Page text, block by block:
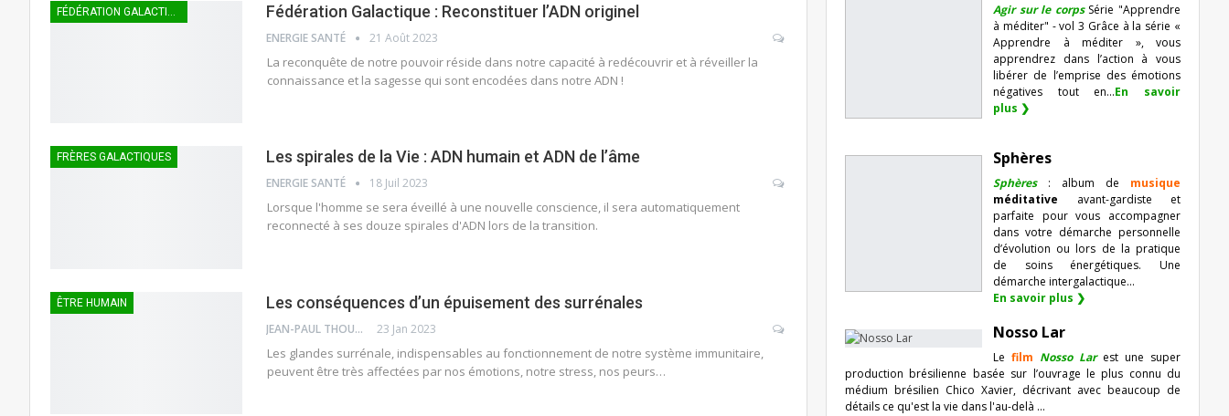
FÉDÉRATION GALACTIQUE Fédération Galactique : Reconstituer l’ADN originel
ENERGIE SANTÉ 21 Août 2023
La reconquête de notre pouvoir réside dans notre capacité à redécouvrir et à réveiller la
connaissance et la sagesse qui sont encodées dans notre ADN !
FRÈRES GALACTIQUES Les spirales de la Vie : ADN humain et ADN de l’âme
ENERGIE SANTÉ 18 Juil 2023
Lorsque l'homme se sera éveillé à une nouvelle conscience, il sera automatiquement
reconnecté à ses douze spirales d'ADN lors de la transition.
ÊTRE HUMAIN Les conséquences d’un épuisement des surrénales
JEAN-PAUL THOUNY 23 Jan 2023
Les glandes surrénale, indispensables au fonctionnement de notre système immunitaire,
peuvent être très affectées par nos émotions, notre stress, nos peurs…
Agir sur le corpsSérie "Apprendre
à méditer" - vol 3 Grâce à la série «
Apprendre à méditer », vous
apprendrez dans l’action à vous
libérer de l’emprise des émotions
négatives tout en...En savoir
plus ❯
Sphères
Sphères: album de musique
méditative avant-gardiste et
parfaite pour vous accompagner
dans votre démarche personnelle
d’évolution ou lors de la pratique
de soins énergétiques. Une
démarche intergalactique...
En savoir plus ❯
Nosso Lar
Le film Nosso Lar est une super
production brésilienne basée sur l’ouvrage le plus connu du
médium brésilien Chico Xavier, décrivant avec beaucoup de
détails ce qu'est la vie dans l'au-delà ...